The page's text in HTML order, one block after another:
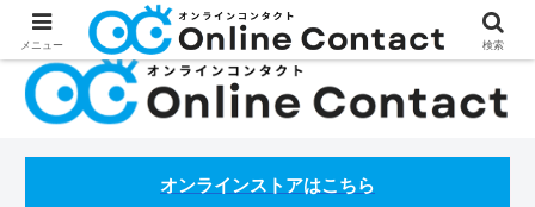
処方箋不要のコンタクトレンズ通販オンラインコンタクトBLOG
オンラインストアはこちら
メニュー 検索